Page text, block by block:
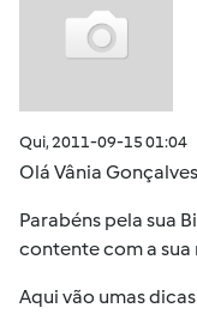
Qui, 2011-09-15 01:04
Olá Vânia Gonçalves
Parabéns pela sua
contente com a sua
Aqui vão umas